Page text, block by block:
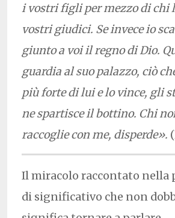
i vostri figli per mezzo di chi
vostri giudici. Se invece io
giunto a voi il regno di Dio.
guardia al suo palazzo, ciò
più forte di lui e lo vince, gli
ne spartisce il bottino. Chi
raccoglie con me, disperde».
Il miracolo raccontato nella
di significativo che non